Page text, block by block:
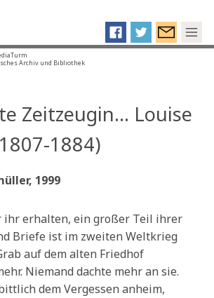
Archiv und Bibliothek
Zeitzeugin… Louise
1884)
1999
ihr erhalten, ein großer Teil ihrer
Briefe ist im zweiten Weltkrieg
auf dem alten Friedhof
Niemand dachte mehr an sie.
dem Vergessen anheim,